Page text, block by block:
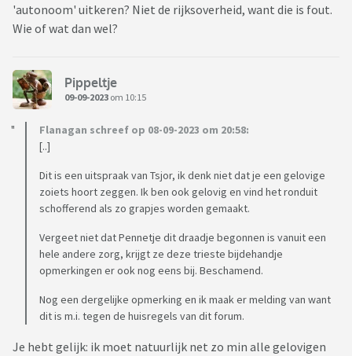
'autonoom' uitkeren? Niet de rijksoverheid, want die is fout.
Wie of wat dan wel?
Pippeltje
09-09-2023 om 10:15
Flanagan schreef op 08-09-2023 om 20:58:
[..]
Dit is een uitspraak van Tsjor, ik denk niet dat je een gelovige
zoiets hoort zeggen. Ik ben ook gelovig en vind het ronduit
schofferend als zo grapjes worden gemaakt.
Vergeet niet dat Pennetje dit draadje begonnen is vanuit een
hele andere zorg, krijgt ze deze trieste bijdehandje
opmerkingen er ook nog eens bij. Beschamend.
Nog een dergelijke opmerking en ik maak er melding van want
dit is m.i. tegen de huisregels van dit forum.
Je hebt gelijk: ik moet natuurlijk net zo min alle gelovigen